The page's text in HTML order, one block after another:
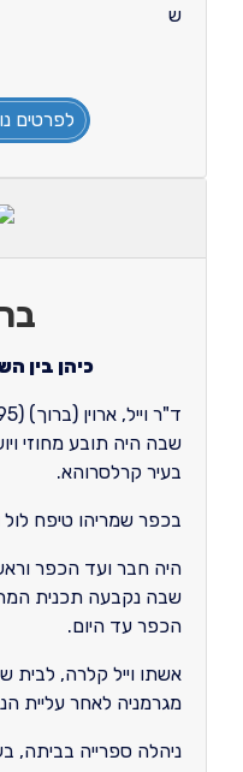
ש
לפרטים
כיהן בין
שבה היה תובע מחוזי
בעיר קרלסרוהא.
בכפר שמריהו טיפח לול
היה חבר ועד הכפר
שבה נקבעה תכנית
הכפר עד היום.
מגרמניה לאחר עליית
ניהלה ספרייה בביתה,